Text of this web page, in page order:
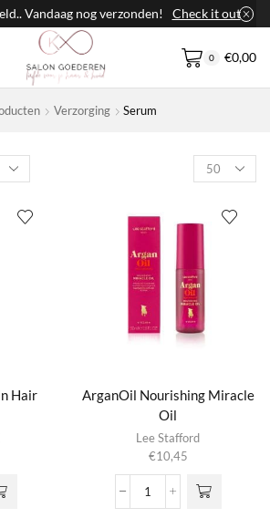
Vandaag nog verzonden! Check it out
0 €0,00
Verzorging Serum
Products
per
Hair
ArganOil Nourishing Miracle
Oil
Lee Stafford
€10,45
ArganOil